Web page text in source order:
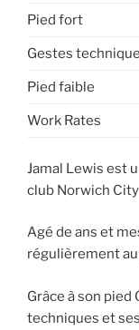
Pied fort
Gestes
Pied faible
Work Rates
Jamal Lewis est
club Norwich
Agé de ans et
régulièrement au
Grâce à son pied
techniques et